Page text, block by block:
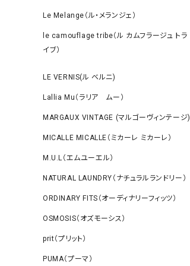
Le Melange（ル・メランジェ）
le camouflage tribe（ル カムフラージュ トラ
イブ）
LE VERNIS(ル ベルニ)
Lallia Mu（ラリア ムー）
MARGAUX VINTAGE (マルゴーヴィンテージ)
MICALLE MICALLE（ミカーレ ミカーレ）
M.U.L（エムユーエル）
NATURAL LAUNDRY（ナチュラルランドリー）
ORDINARY FITS（オーディナリーフィッツ）
OSMOSIS（オズモーシス）
prit（プリット）
PUMA（プーマ）